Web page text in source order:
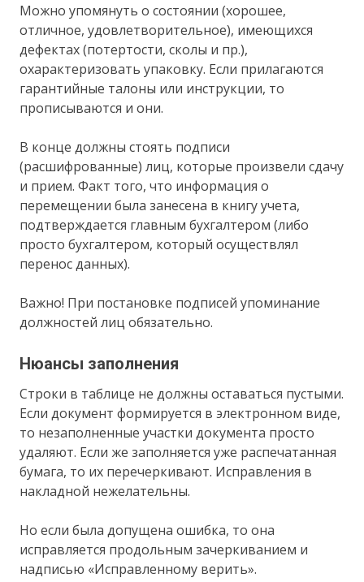
Можно упомянуть о состоянии (хорошее,
отличное, удовлетворительное), имеющихся
дефектах (потертости, сколы и пр.),
охарактеризовать упаковку. Если прилагаются
гарантийные талоны или инструкции, то
прописываются и они.
В конце должны стоять подписи
(расшифрованные) лиц, которые произвели сдачу
и прием. Факт того, что информация о
перемещении была занесена в книгу учета,
подтверждается главным бухгалтером (либо
просто бухгалтером, который осуществлял
перенос данных).
Важно! При постановке подписей упоминание
должностей лиц обязательно.
Нюансы заполнения
Строки в таблице не должны оставаться пустыми.
Если документ формируется в электронном виде,
то незаполненные участки документа просто
удаляют. Если же заполняется уже распечатанная
бумага, то их перечеркивают. Исправления в
накладной нежелательны.
Но если была допущена ошибка, то она
исправляется продольным зачеркиванием и
надписью «Исправленному верить».